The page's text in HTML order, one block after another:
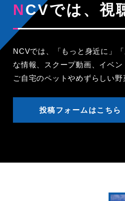
NCVでは、
NCVでは、「もっと身近に」
な情報、スクープ動画、イベ
ご自宅のペットやめずらしい
投稿フォームはこちら